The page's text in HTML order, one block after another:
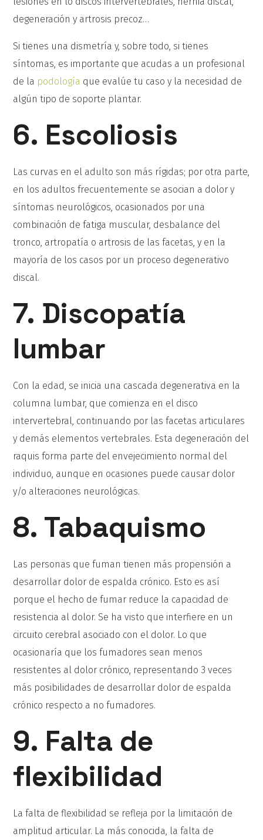
degeneración y artrosis precoz…
Si tienes una dismetría y, sobre todo, si tienes
síntomas, es importante que acudas a un profesional
de la podología que evalúe tu caso y la necesidad de
algún tipo de soporte plantar.
6. Escoliosis
Las curvas en el adulto son más rígidas; por otra parte,
en los adultos frecuentemente se asocian a dolor y
síntomas neurológicos, ocasionados por una
combinación de fatiga muscular, desbalance del
tronco, artropatía o artrosis de las facetas, y en la
mayoría de los casos por un proceso degenerativo
discal.
7. Discopatía
lumbar
Con la edad, se inicia una cascada degenerativa en la
columna lumbar, que comienza en el disco
intervertebral, continuando por las facetas articulares
y demás elementos vertebrales. Esta degeneración del
raquis forma parte del envejecimiento normal del
individuo, aunque en ocasiones puede causar dolor
y/o alteraciones neurológicas.
8. Tabaquismo
Las personas que fuman tienen más propensión a
desarrollar dolor de espalda crónico. Esto es así
porque el hecho de fumar reduce la capacidad de
resistencia al dolor. Se ha visto que interfiere en un
circuito cerebral asociado con el dolor. Lo que
ocasionaría que los fumadores sean menos
resistentes al dolor crónico, representando 3 veces
más posibilidades de desarrollar dolor de espalda
crónico respecto a no fumadores.
9. Falta de
flexibilidad
La falta de flexibilidad se refleja por la limitación de
amplitud articular. La más conocida, la falta de